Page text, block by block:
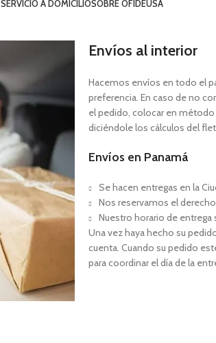
SERVICIO A DOMICILIOSOBRE OFIDEUSA
Envíos al interior
Hacemos envíos en todo el
preferencia. En caso de no
el pedido, colocar en método
diciéndole los cálculos del
Envíos en Panamá
Se hacen entregas en la
Nos reservamos el
Nuestro horario de
Una vez haya hecho su
cuenta. Cuando su pedido
para coordinar el día de la